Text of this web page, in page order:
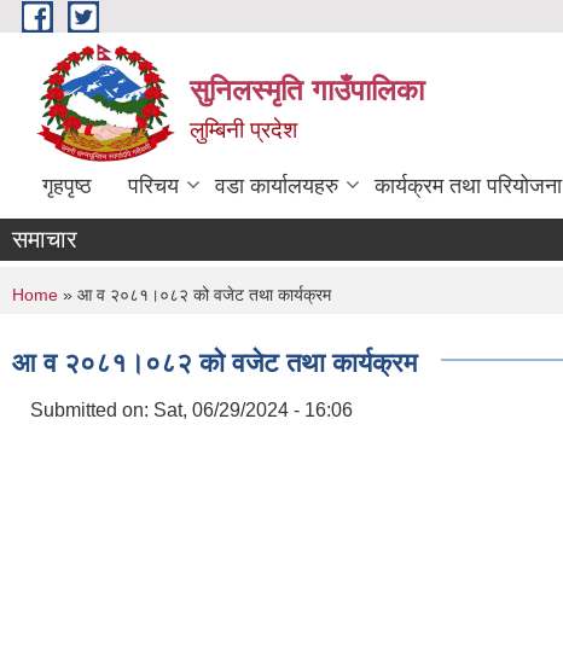
Skip to main content
सुनिलस्मृति गाउँपालिका
लुम्बिनी प्रदेश
गृहपृष्ठ परिचय वडा कार्यालयहरु कार्यक्रम तथा परियोजना
समाचार
You are here
Home » आ व २०८१।०८२ को वजेट तथा कार्यक्रम
आ व २०८१।०८२ को वजेट तथा कार्यक्रम
Submitted on: Sat, 06/29/2024 - 16:06